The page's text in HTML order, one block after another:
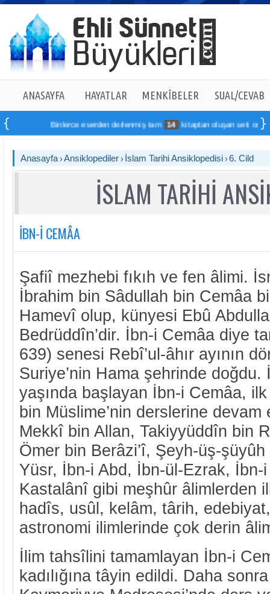
ANASAYFA HAYATLAR MENKÎBELER SUAL/CEVAB
Binlerce eserden derlenmiş tam 14 kitaptan oluşan seti online
Anasayfa Ansiklopediler İslam Tarihi Ansiklopedisi 6. Cild
İSLAM TARİHİ
İBN-İ CEMÂA
Şafiî mezhebi fıkıh ve fen âlimi.
İbrahim bin Sâdullah bin Cemâa
Hamevî olup, künyesi Ebû
Bedrüddîn’dir. İbn-i Cemâa diye
639) senesi Rebî’ul-âhır ayının
Suriye’nin Hama şehrinde
yaşında başlayan İbn-i Cemâa, ilk
bin Müslime’nin derslerine
Mekkî bin Allan, Takiyyüddîn bin
Ömer bin Berâzi’î, Şeyh-üş-
Yüsr, İbn-i Abd, İbn-ül-Ezrak,
Kastalânî gibi meşhûr âlimlerden
hadîs, usûl, kelâm, târih,
astronomi ilimlerinde çok derin
İlim tahsîlini tamamlayan İbn-i
kadılığına tâyin edildi. Daha